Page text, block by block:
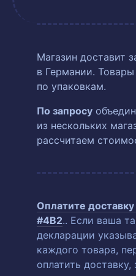
Магазин доставит
в Германии.
по упаковкам.
По запросу
из нескольких
рассчитаем
Оплатите
#4B2.. Если ваша
декларации
каждого товара,
оплатить доставку,